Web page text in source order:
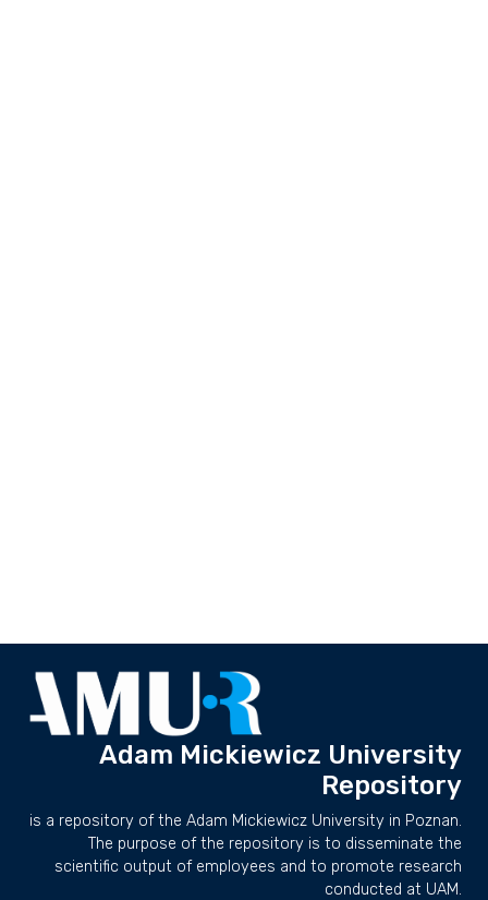
Adam Mickiewicz University
Repository
is a repository of the Adam Mickiewicz University in Poznan.
The purpose of the repository is to disseminate the
scientific output of employees and to promote research
conducted at UAM.